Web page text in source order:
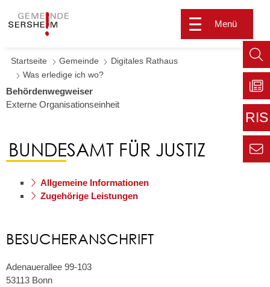
Menü
Startseite Gemeinde
Digitales Rathaus
Was erledige ich wo?
Behördenwegweiser
Externe Organisationseinheit
BUNDESAMT FÜR JUSTIZ
Allgemeine Informationen
Zugehörige Leistungen
BESUCHERANSCHRIFT
Adenauerallee 99-103
53113 Bonn
Zu
RIS
Zur
Seite